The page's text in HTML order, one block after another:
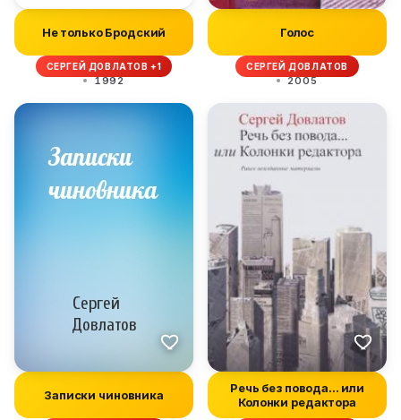
Не только Бродский
СЕРГЕЙ ДОВЛАТОВ +1
1992
Голос
СЕРГЕЙ ДОВЛАТОВ
2005
Записки чиновника
Речь без повода... или
Колонки редактора